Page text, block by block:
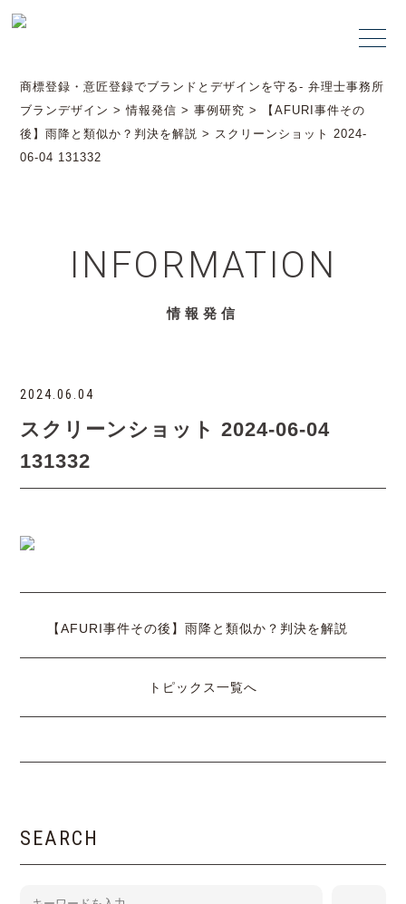
商標登録・意匠登録でブランドとデザインを守る- 弁理士事務所
ブランデザイン >情報発信 >事例研究 >
【AFURI事件その
後】雨降と類似か？判決を解説 > スクリーンショット 2024-
06-04 131332
INFORMATION
情報発信
2024.06.04
スクリーンショット 2024-06-04
131332
【AFURI事件その後】雨降と類似か？判決を解説
トピックス一覧へ
SEARCH